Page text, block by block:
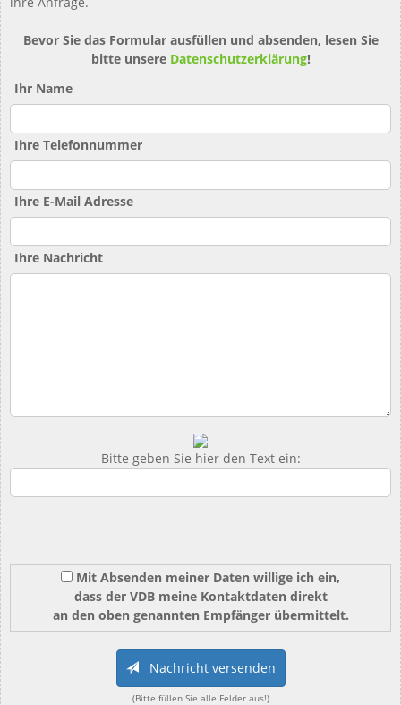
Bevor Sie das Formular ausfüllen und absenden, lesen Sie
bitte unsere Datenschutzerklärung!
Ihr Name
Ihre Telefonnummer
Ihre E-Mail Adresse
Ihre Nachricht
Bitte geben Sie hier den Text ein:
Mit Absenden meiner Daten willige ich ein,
dass der VDB meine Kontaktdaten direkt
an den oben genannten Empfänger übermittelt.
Nachricht versenden
(Bitte füllen Sie alle Felder aus!)